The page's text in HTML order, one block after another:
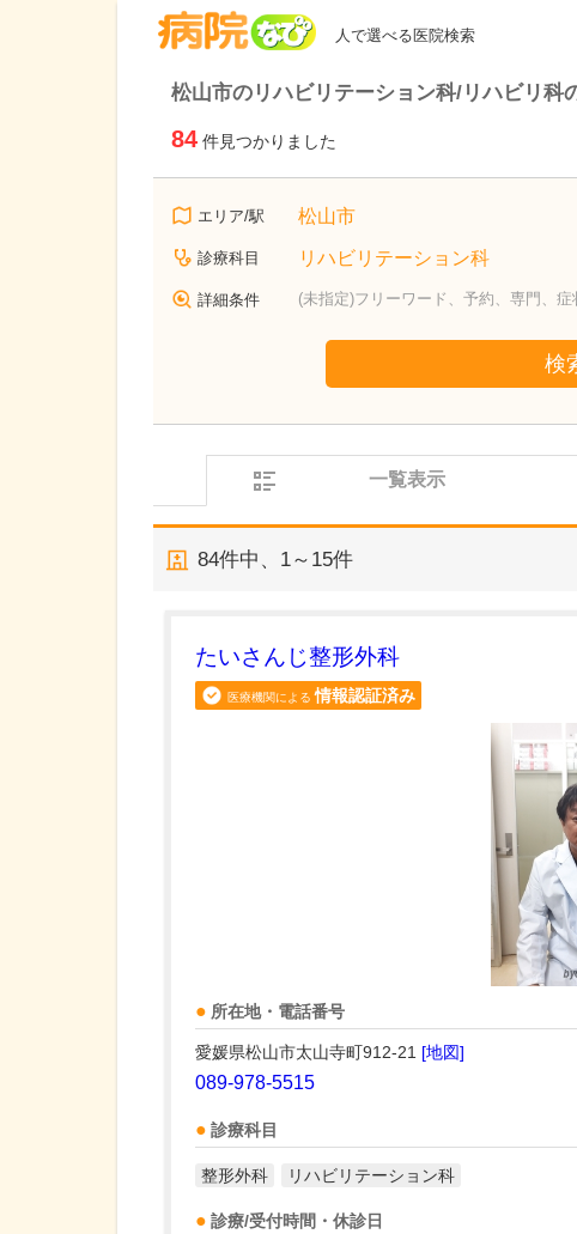
人で選べる医院検索
松山市のリハビリテーション科/リハビリ科
84 件見つかりました
エリア/駅 松山市
診療科目 リハビリテーション科
詳細条件 (未指定)フリーワード、予約、専門、
検
一覧表示
84件中、 1～15件
たいさんじ整形外科
医療機関による 情報認証済み
所在地・電話番号
愛媛県松山市太山寺町912-21 [地図]
089-978-5515
診療科目
整形外科 リハビリテーション科
診療/受付時間・休診日